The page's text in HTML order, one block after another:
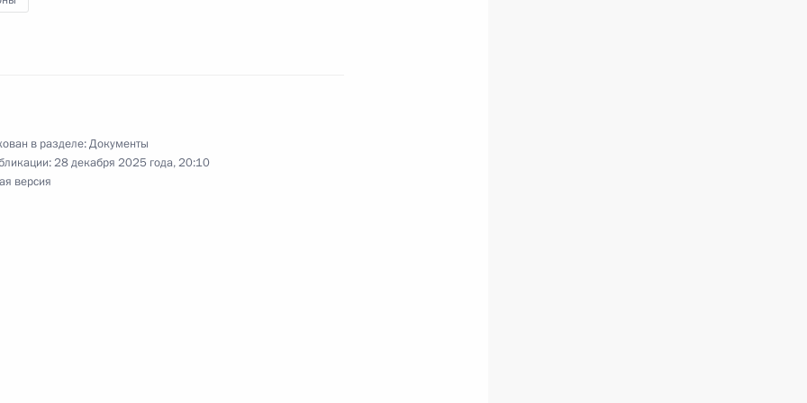
уточняющие категории получателей
об административных правонарушениях
в разделе:Документы
28 декабря 2025 года, 20:10
версия